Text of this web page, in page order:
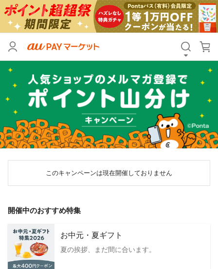
このキャンペーンは現在開催しておりません
開催中のおすすめ特集
お中元・夏ギフト
夏の挨拶、まだ間に合います。